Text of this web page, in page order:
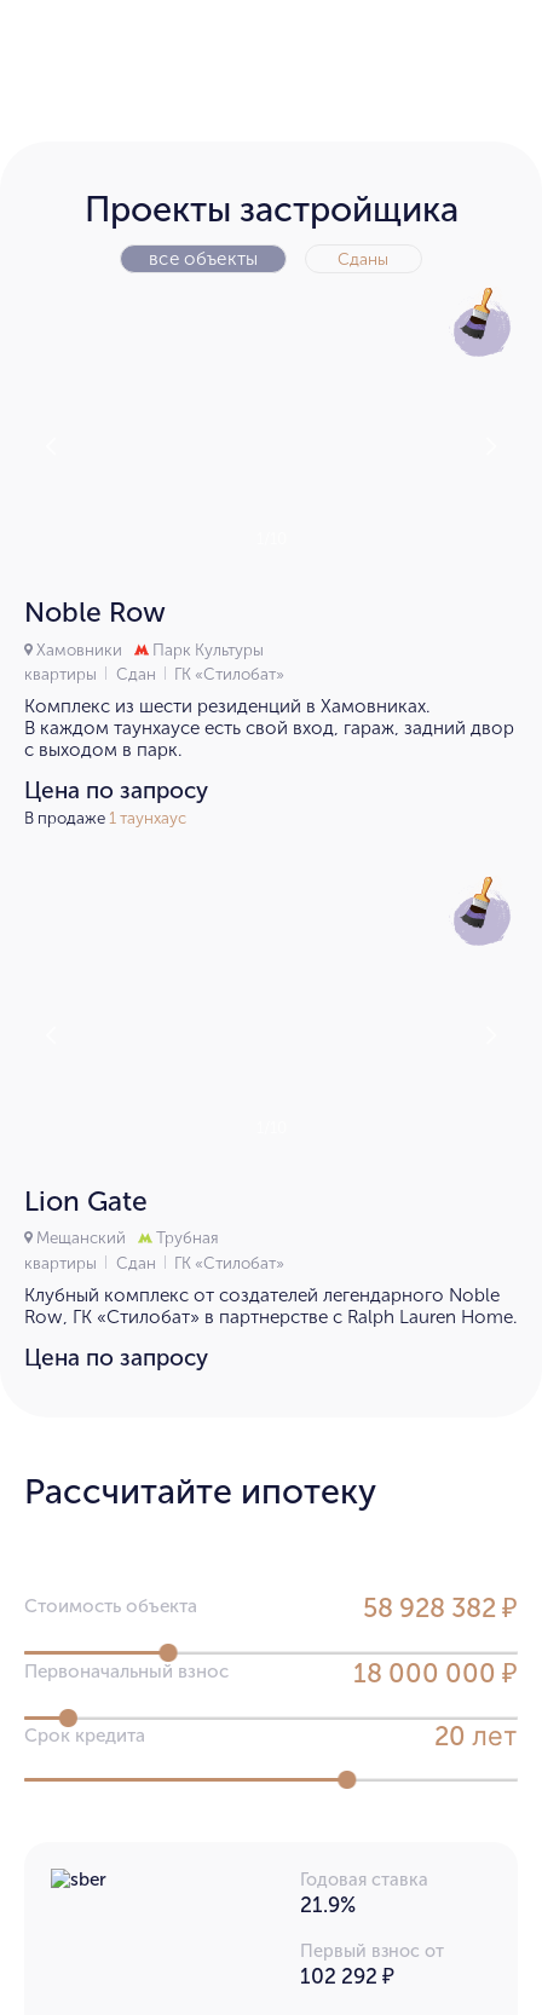
Проекты застройщика
все объекты Сданы
Noble Row
Хамовники
Парк Культуры
квартиры
Сдан ГК «Стилобат»
Комплекс из шести резиденций в Хамовниках.
В каждом таунхаусе есть свой вход, гараж, задний двор
с выходом в парк.
Цена по запросу
В продаже 1 таунхаус
Lion Gate
Мещанский
Трубная
квартиры
Сдан ГК «Стилобат»
Клубный комплекс от создателей легендарного Noble
Row, ГК «Стилобат» в партнерстве с Ralph Lauren Home.
Цена по запросу
Рассчитайте ипотеку
Стоимость объекта 58 928 382 ₽
Первоначальный взнос 18 000 000 ₽
Срок кредита 20 лет
Годовая ставка
21.9%
Первый взнос от
102 292 ₽